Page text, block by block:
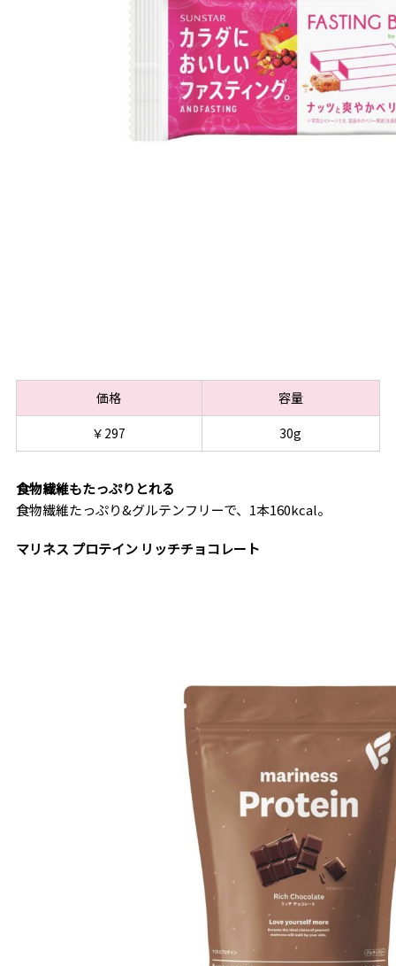
価格
容量
￥297
30g
食物繊維もたっぷりとれる
食物繊維たっぷり&グルテンフリーで、1本160kcal。
マリネス プロテイン リッチチョコレート